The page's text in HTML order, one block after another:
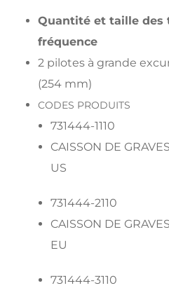
Quantité et taille des
fréquence
2 pilotes à grande
(254 mm)
CODES PRODUITS
731444-1110
CAISSON DE
US
731444-2110
CAISSON DE
EU
731444-3110